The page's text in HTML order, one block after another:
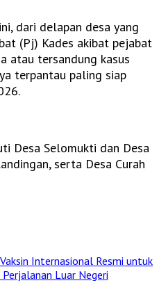
dari delapan desa yang
(Pj) Kades akibat pejabat
atau tersandung kasus
terpantau paling siap
Desa Selomukti dan Desa
serta Desa Curah
Internasional Resmi untuk
Luar Negeri